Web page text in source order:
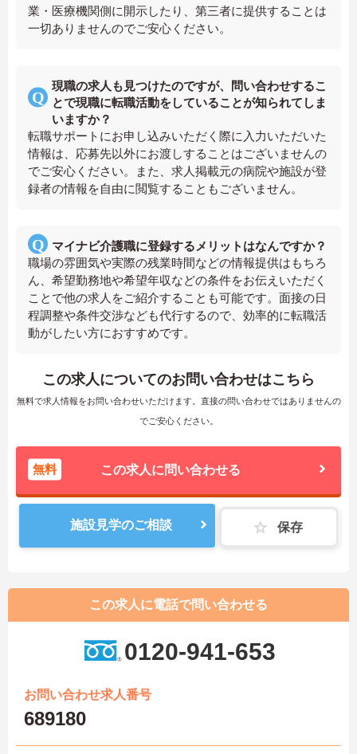
業・医療機関側に開示したり、第三者に提供することは
一切ありませんのでご安心ください。
現職の求人も見つけたのですが、問い合わせするこ
とで現職に転職活動をしていることが知られてしま
いますか？
転職サポートにお申し込みいただく際に入力いただいた
情報は、応募先以外にお渡しすることはございませんの
でご安心ください。また、求人掲載元の病院や施設が登
録者の情報を自由に閲覧することもございません。
マイナビ介護職に登録するメリットはなんですか？
職場の雰囲気や実際の残業時間などの情報提供はもちろ
ん、希望勤務地や希望年収などの条件をお伝えいただく
ことで他の求人をご紹介することも可能です。面接の日
程調整や条件交渉なども代行するので、効率的に転職活
動がしたい方におすすめです。
この求人についてのお問い合わせはこちら
無料で求人情報をお問い合わせいただけます。直接の問い合わせではありませんの
でご安心ください。
無料 この求人に問い合わせる
施設見学のご相談 保存
この求人に電話で問い合わせる
0120-941-653
お問い合わせ求人番号
689180